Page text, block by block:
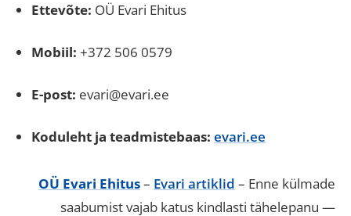
Ettevõte: OÜ Evari Ehitus
Mobiil: +372 506 0579
E-post: evari@evari.ee
Koduleht ja teadmistebaas: evari.ee
OÜ Evari Ehitus– Evari artiklid – Enne külmade
saabumist vajab katus kindlasti tähelepanu —